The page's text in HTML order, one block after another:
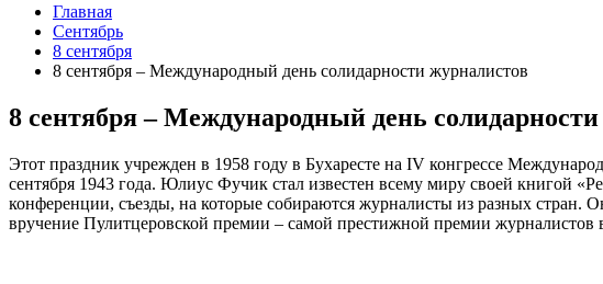
Главная
Сентябрь
8 сентября
8 сентября – Международный день солидарности журналистов
8 сентября – Международный день
Этот праздник учрежден в 1958 году в Бухаресте на IV конгрессе
сентября 1943 года. Юлиус Фучик стал известен всему миру своей книгой
конференции, съезды, на которые собираются журналисты из разных стран.
вручение Пулитцеровской премии – самой престижной премии журналистов